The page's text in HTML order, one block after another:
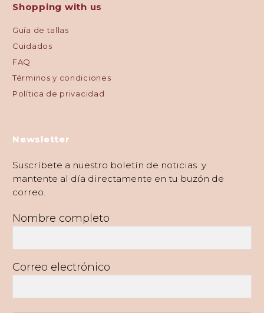
Shopping with us
Guía de tallas
Cuidados
FAQ
Términos y condiciones
Política de privacidad
Newsletter
Suscríbete a nuestro boletín de noticias y
mantente al día directamente en tu buzón de
correo.
Nombre completo
Correo electrónico